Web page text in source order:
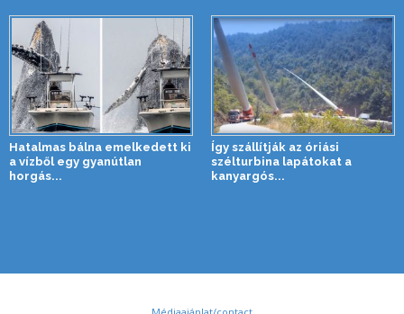
Hatalmas bálna emelkedett ki
a vízből egy gyanútlan
horgás...
Így szállítják az óriási
szélturbina lapátokat a
kanyargós...